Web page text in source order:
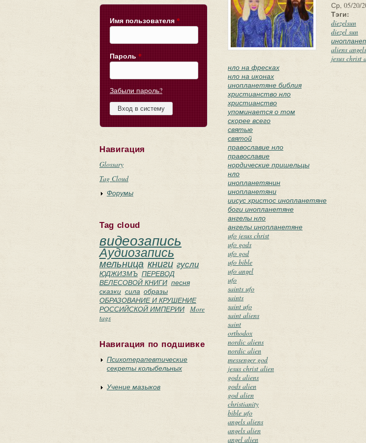
Имя пользователя *
Пароль *
Забыли пароль?
Навигация
Glossary
Tag Cloud
Форумы
Tag cloud
видеозапись
Аудиозапись
мельница книги гусли
ЮДЖИЗМЪ ПЕРЕВОД
ВЕЛЕСОВОЙ КНИГИ песня
сказки сила образы
ОБРАЗОВАНИЕ И КРУШЕНИЕ
РОССИЙСКОЙ ИМПЕРИИ More
tags
Навигация по подшивке
Психотерапевтические
секреты колыбельных
Учение мазыков
Ср, 05/20/
Тэги:
diezelsun
diezel sun
aliens angels
jesus christ
нло на фресках
нло на иконах
инопланетяне библия
христианство нло
христианство
упоминается о том
скорее всего
святые
святой
православие нло
православие
нордические пришельцы
нло
инопланетянин
инопланетяни
иисус христос инопланетяне
боги инопланетяне
ангелы нло
ангелы инопланетяне
ufo jesus christ
ufo gods
ufo god
ufo bible
ufo angel
ufo
saints ufo
saints
saint ufo
saint aliens
saint
orthodox
nordic aliens
nordic alien
messenger god
jesus christ alien
gods aliens
gods alien
god alien
christianity
bible ufo
angels aliens
angels alien
angel alien